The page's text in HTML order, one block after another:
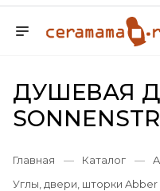
ДУШЕВАЯ
Главная — Каталог —
Углы, двери, шторки Abber